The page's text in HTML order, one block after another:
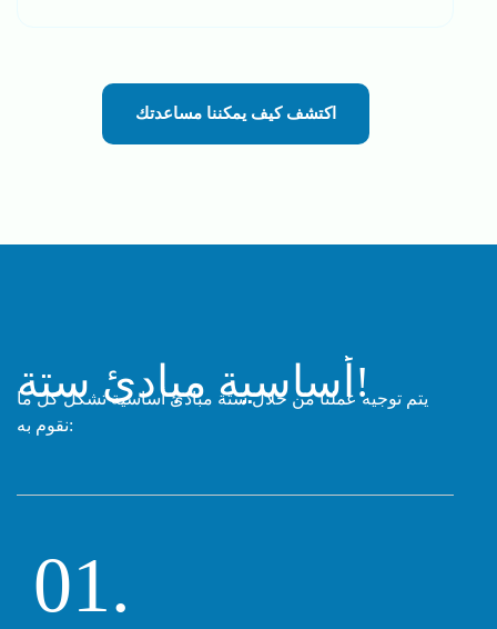
اكتشف كيف يمكننا مساعدتك
ستة مبادئ أساسية!
يتم توجيه عملنا من خلال ستة مبادئ أساسية تشكل كل ما
نقوم به:
01.